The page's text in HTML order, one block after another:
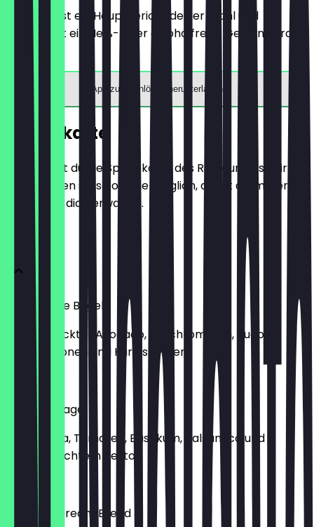
Du bestellst ein Hauptgericht deiner Wahl und
bekommst ein Heiß- oder alkoholfreies Getränk gratis
dazu.
App zum Einlösen herunterladen
Speisekarte
Hier findest du die Speisekarte des Restaurants. Wir
aktualisieren sie so oft wie möglich, damit du immer
weißt, was dich erwartet.
Guacamole Bagel
mit zerdrückter Avocado, Kirschtomaten, Rucola,
Pesto, Zitronen und Kürbiskernen
11,40 €
Caprese Bagel
mit Burrata, Tomaten, Basilikum, Balsamico und
hausgemachtem Pesto
13,20 €
Hummus Dream Bread